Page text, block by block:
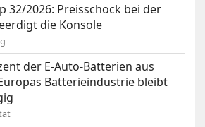
32/2026: Preisschock bei der
die Konsole
der E-Auto-Batterien aus
Batterieindustrie bleibt